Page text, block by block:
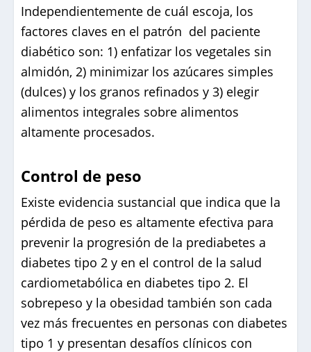
Independientemente de cuál escoja, los
factores claves en el patrón del paciente
diabético son: 1) enfatizar los vegetales sin
almidón, 2) minimizar los azúcares simples
(dulces) y los granos refinados y 3) elegir
alimentos integrales sobre alimentos
altamente procesados.
Control de peso
Existe evidencia sustancial que indica que la
pérdida de peso es altamente efectiva para
prevenir la progresión de la prediabetes a
diabetes tipo 2 y en el control de la salud
cardiometabólica en diabetes tipo 2. El
sobrepeso y la obesidad también son cada
vez más frecuentes en personas con diabetes
tipo 1 y presentan desafíos clínicos con